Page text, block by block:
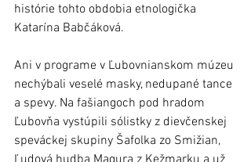
histórie tohto obdobia etnologička
Katarína Babčáková.
Ani v programe v Ľubovnianskom múzeu
nechýbali veselé masky, nedupané tance
a spevy. Na fašiangoch pod hradom
Ľubovňa vystúpili sólistky z dievčenskej
speváckej skupiny Šafolka zo Smižian,